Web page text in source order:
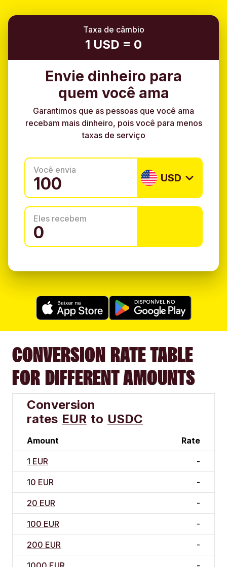
Taxa de câmbio
1 USD = 0
Envie dinheiro para
quem você ama
Garantimos que as pessoas que você ama
recebam mais dinheiro, pois você para menos
taxas de serviço
Você envia
USD
Eles recebem
CONVERSION RATE TABLE
FOR DIFFERENT AMOUNTS
Conversion
rates EUR to USDC
Amount Rate
1 EUR -
10 EUR -
20 EUR -
100 EUR -
200 EUR -